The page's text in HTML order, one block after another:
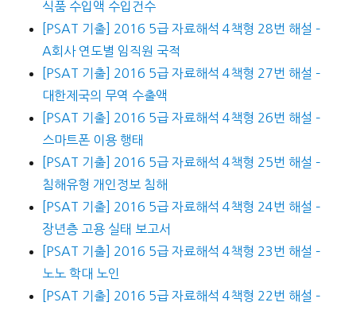
식품 수입액 수입건수
[PSAT 기출] 2016 5급 자료해석 4책형 28번 해설 –
A회사 연도별 임직원 국적
[PSAT 기출] 2016 5급 자료해석 4책형 27번 해설 –
대한제국의 무역 수출액
[PSAT 기출] 2016 5급 자료해석 4책형 26번 해설 –
스마트폰 이용 행태
[PSAT 기출] 2016 5급 자료해석 4책형 25번 해설 –
침해유형 개인정보 침해
[PSAT 기출] 2016 5급 자료해석 4책형 24번 해설 –
장년층 고용 실태 보고서
[PSAT 기출] 2016 5급 자료해석 4책형 23번 해설 –
노노 학대 노인
[PSAT 기출] 2016 5급 자료해석 4책형 22번 해설 –